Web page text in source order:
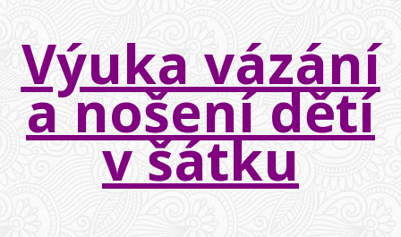
Výuka vázání
a nošení dětí
v šátku